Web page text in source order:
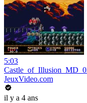
5:03
JeuxVideo.com
il y a 4 ans